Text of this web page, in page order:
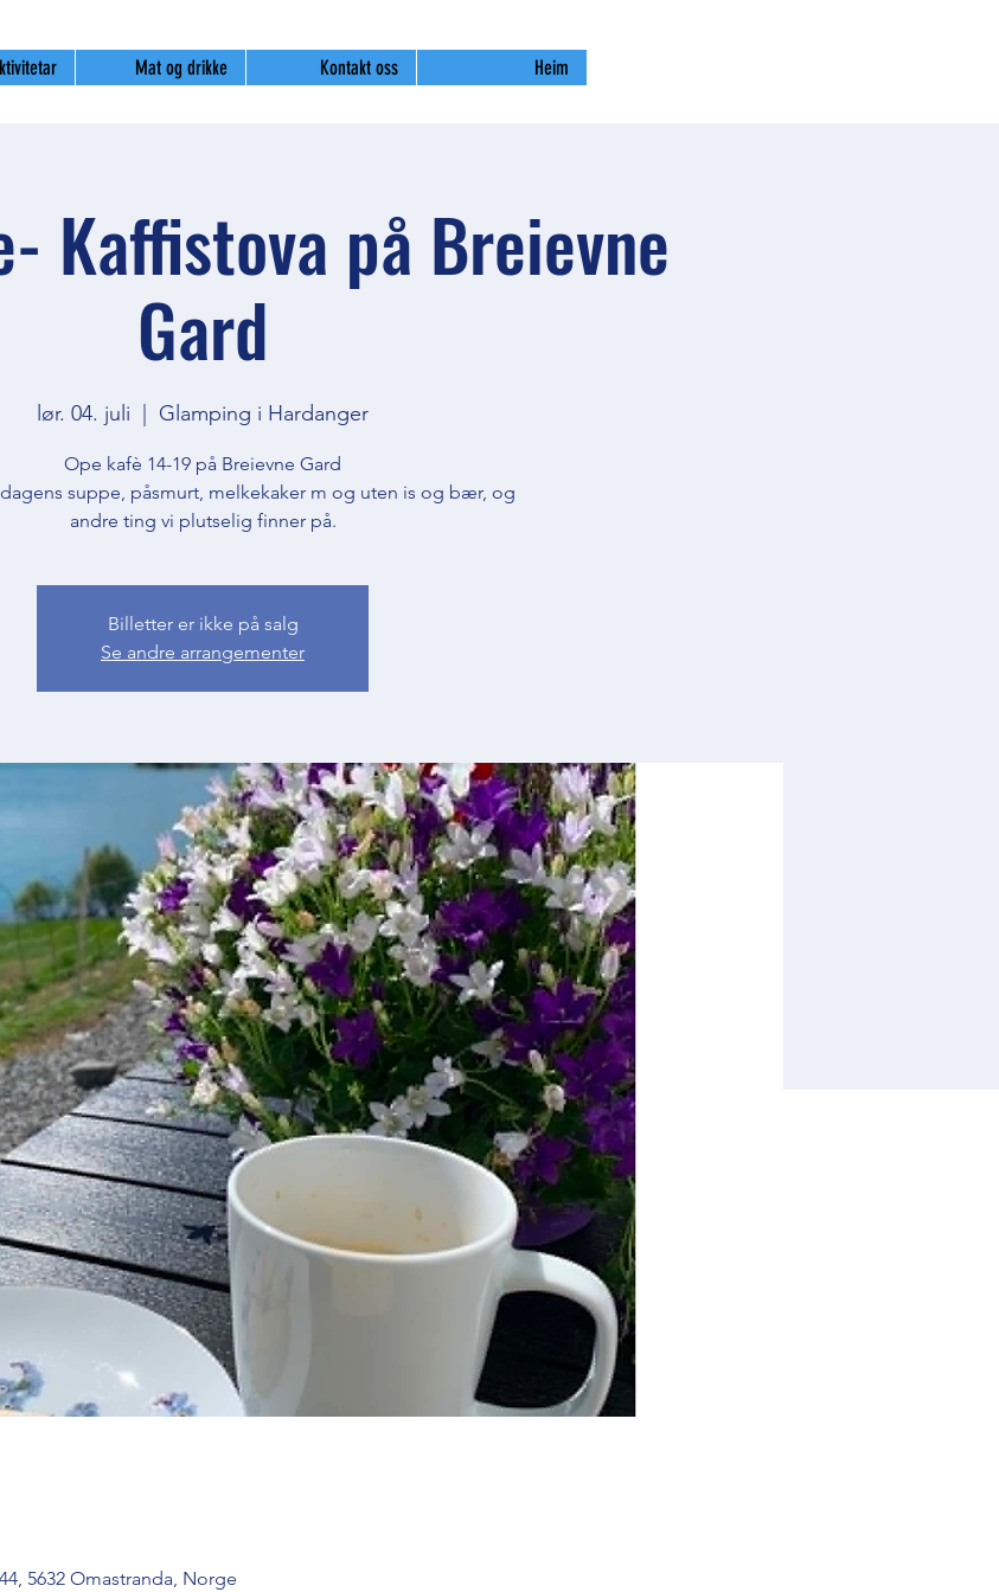
Heim
Kontakt oss
Mat og drikke
Kaffistova på Breievne
Gard
lør. 04. juli Glamping i Hardanger
Ope kafè 14-19 på Breievne Gard
suppe, påsmurt, melkekaker m og uten is og bær, og
andre ting vi plutselig finner på.
Billetter er ikke på salg
Se andre arrangementer
5632 Omastranda, Norge